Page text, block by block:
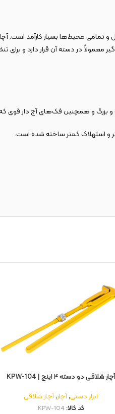
و تمامی محیط‌ها بسیار کارآمد است.
در دسته آن قرار دارد و
آچار شلاقی دو دسته ۴ اینچ | KPW-104
ابزار دستی,آچار,آچار شلاقی
کد کالا: KPW-104